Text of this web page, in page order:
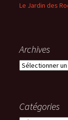
Le Jardin des
Archives
Archives
Catégories